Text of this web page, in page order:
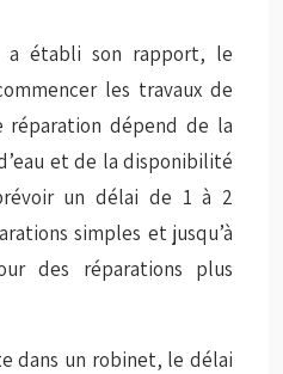
a établi son rapport, le
les travaux de
réparation dépend de la
et de la disponibilité
un délai de 1 à 2
simples et jusqu’à
des réparations plus
dans un robinet, le délai